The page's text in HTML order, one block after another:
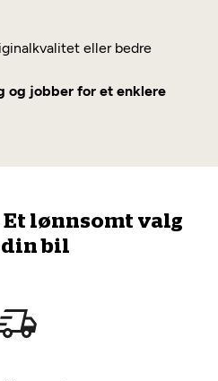
eller bedre
og jobber for et enklere
Et lønnsomt valg
bil